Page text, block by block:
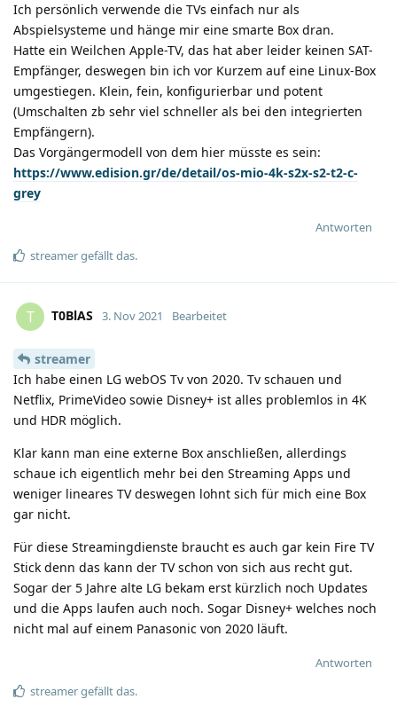
Ich persönlich verwende die TVs einfach nur als
Abspielsysteme und hänge mir eine smarte Box dran.
Hatte ein Weilchen Apple-TV, das hat aber leider keinen SAT-
Empfänger, deswegen bin ich vor Kurzem auf eine Linux-Box
umgestiegen. Klein, fein, konfigurierbar und potent
(Umschalten zb sehr viel schneller als bei den integrierten
Empfängern).
Das Vorgängermodell von dem hier müsste es sein:
https://www.edision.gr/de/detail/os-mio-4k-s2x-s2-t2-c-
grey
Antworten
streamergefällt das.
T T0BlAS 3. Nov 2021 Bearbeitet
streamer
Ich habe einen LG webOS Tv von 2020. Tv schauen und
Netflix, PrimeVideo sowie Disney+ ist alles problemlos in 4K
und HDR möglich.
Klar kann man eine externe Box anschließen, allerdings
schaue ich eigentlich mehr bei den Streaming Apps und
weniger lineares TV deswegen lohnt sich für mich eine Box
gar nicht.
Für diese Streamingdienste braucht es auch gar kein Fire TV
Stick denn das kann der TV schon von sich aus recht gut.
Sogar der 5 Jahre alte LG bekam erst kürzlich noch Updates
und die Apps laufen auch noch. Sogar Disney+ welches noch
nicht mal auf einem Panasonic von 2020 läuft.
Antworten
streamergefällt das.